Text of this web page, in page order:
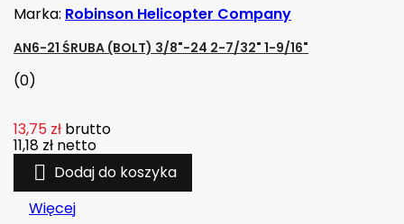
Marka: Robinson Helicopter Company
AN6-21 ŚRUBA (BOLT) 3/8"-24 2-7/32" 1-9/16"
(0)
13,75 zł brutto
11,18 zł netto
 Dodaj do koszyka
Więcej